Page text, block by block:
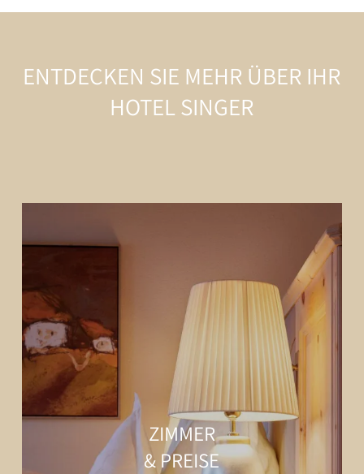
ENTDECKEN SIE MEHR ÜBER IHR
HOTEL SINGER
ZIMMER
& PREISE